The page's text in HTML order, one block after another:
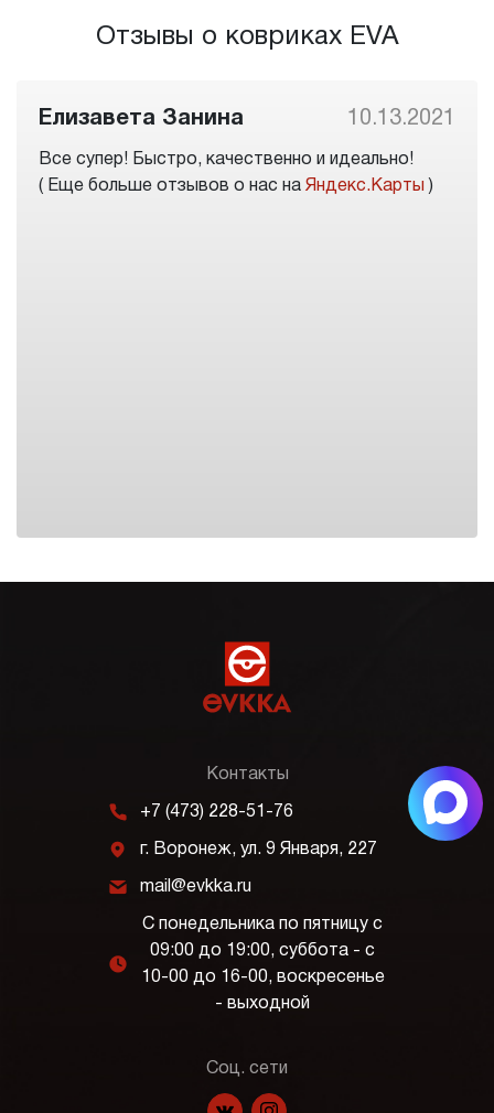
Отзывы о ковриках EVA
Елизавета Занина 10.13.2021
Все супер! Быстро, качественно и идеально!
( Еще больше отзывов о нас на Яндекс.Карты )
Контакты
m +7 (473) 228-51-76
j г. Воронеж, ул. 9 Января, 227
k mail@evkka.ru
l
С понедельника по пятницу с
09:00 до 19:00, суббота - с
10-00 до 16-00, воскресенье
- выходной
Соц. сети